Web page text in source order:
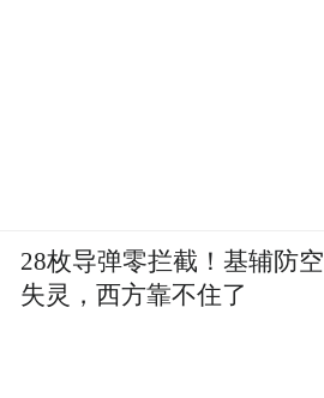
28枚导弹零拦截！基辅防空
失灵，西方靠不住了